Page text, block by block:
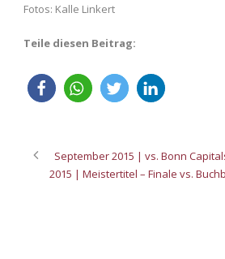
Fotos: Kalle Linkert
Teile diesen Beitrag:
September 2015 | vs. Bonn
2015 | Meistertitel – Finale vs.